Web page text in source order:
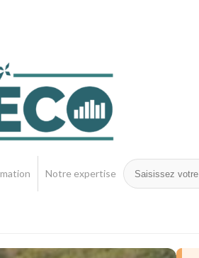
Notre expertise
Rechercher